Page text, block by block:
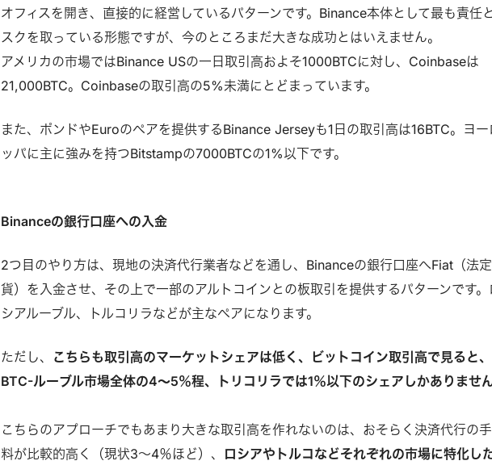
オフィスを開き、直接的に経営しているパターンです。Binance本体として最も責任
スクを取っている形態ですが、今のところまだ大きな成功とはいえません。
アメリカの市場ではBinance USの一日取引高およそ1000BTCに対し、Coinbaseは
21,000BTC。Coinbaseの取引高の5%未満にとどまっています。
また、ポンドやEuroのペアを提供するBinance Jerseyも1日の取引高は16BTC。ヨー
ッパに主に強みを持つBitstampの7000BTCの1%以下です。
Binanceの銀行口座への入金
2つ目のやり方は、現地の決済代行業者などを通し、Binanceの銀行口座へFiat（法
貨）を入金させ、その上で一部のアルトコインとの板取引を提供するパターンです。
シアルーブル、トルコリラなどが主なペアになります。
ただし、 こちらも取引高のマーケットシェアは低く、ビットコイン取引高で見ると、
BTC-ルーブル市場全体の4～5％程、トリコリラでは1％以下のシェアしかありません
こちらのアプローチでもあまり大きな取引高を作れないのは、おそらく決済代行の
料が比較的高く（現状3～4％ほど）、 ロシアやトルコなどそれぞれの市場に特化し